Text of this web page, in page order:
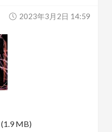
2023年3月2日 14:59
(1.9 MB)